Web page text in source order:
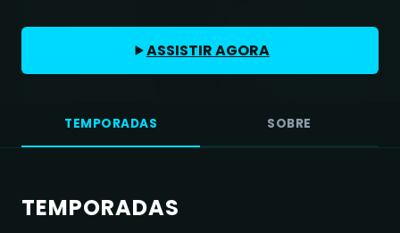
ASSISTIR AGORA
TEMPORADAS SOBRE
TEMPORADAS